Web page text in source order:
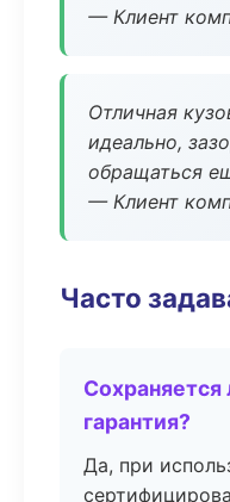
— Клиент
Отличная
идеально,
обращаться
— Клиент
Часто
Сохраняется
гарантия?
Да, при